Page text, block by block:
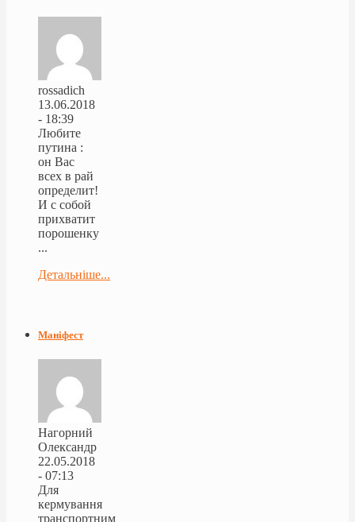
rossadich
13.06.2018
- 18:39
Любите
путина :
он Вас
всех в рай
определит!
И с собой
прихватит
порошенку
...
Детальніше...
Маніфест
Нагорний
Олександр
22.05.2018
- 07:13
Для
кермування
транспортним